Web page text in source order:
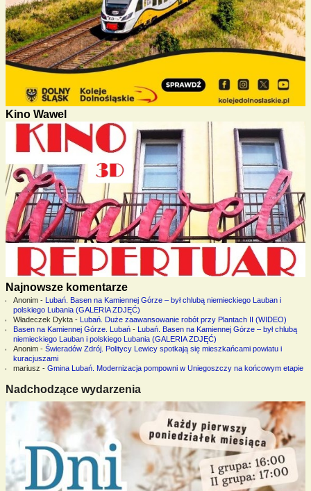
Kino Wawel
Najnowsze komentarze
Anonim- Lubań. Basen na Kamiennej Górze – był chlubą niemieckiego Lauban i
polskiego Lubania (GALERIA ZDJĘĆ)
Władeczek Dykta- Lubań. Duże zaawansowanie robót przy Plantach II (WIDEO)
Basen na Kamiennej Górze. Lubań- Lubań. Basen na Kamiennej Górze – był chlubą
niemieckiego Lauban i polskiego Lubania (GALERIA ZDJĘĆ)
Anonim- Świeradów Zdrój. Politycy Lewicy spotkają się mieszkańcami powiatu i
kuracjuszami
mariusz - Gmina Lubań. Modernizacja pompowni w Uniegoszczy na końcowym etapie
Nadchodzące wydarzenia